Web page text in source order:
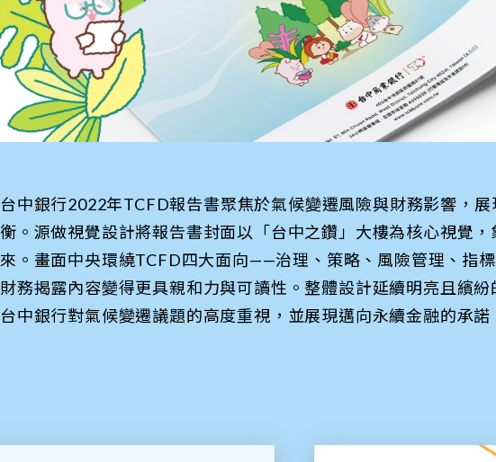
台中銀行2022年TCFD報告書聚焦於氣候變遷風險與財務影響，
衡。源做視覺設計將報告書封面以「台中之鑽」大樓為核心視覺
來。畫面中央環繞TCFD四大面向——治理、策略、風險管理、指
財務揭露內容變得更具親和力與可讀性。整體設計延續明亮且繽
台中銀行對氣候變遷議題的高度重視，並展現邁向永續金融的承諾